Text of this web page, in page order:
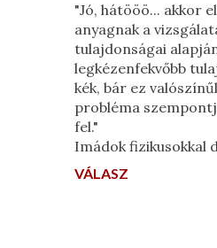
"Jó, hátööö... akkor
anyagnak a
tulajdonságai
legkézenfekvőbb
kék, bár ez
probléma
fel."
Imádok fizikusokkal
VÁLASZ